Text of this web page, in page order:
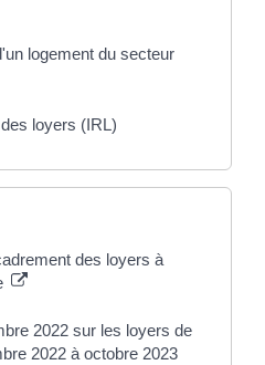
logement du secteur
loyers (IRL)
des loyers à
2022 sur les loyers de
2022 à octobre 2023